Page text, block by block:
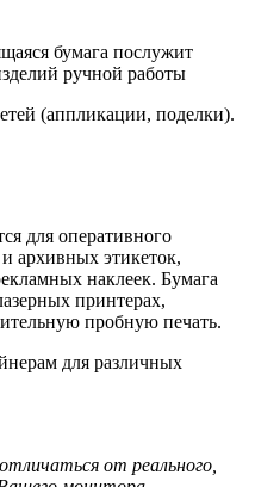
бумага послужит
ручной работы
(аппликации, поделки).
для оперативного
архивных этикеток,
наклеек. Бумага
принтерах,
пробную печать.
для различных
от реального,